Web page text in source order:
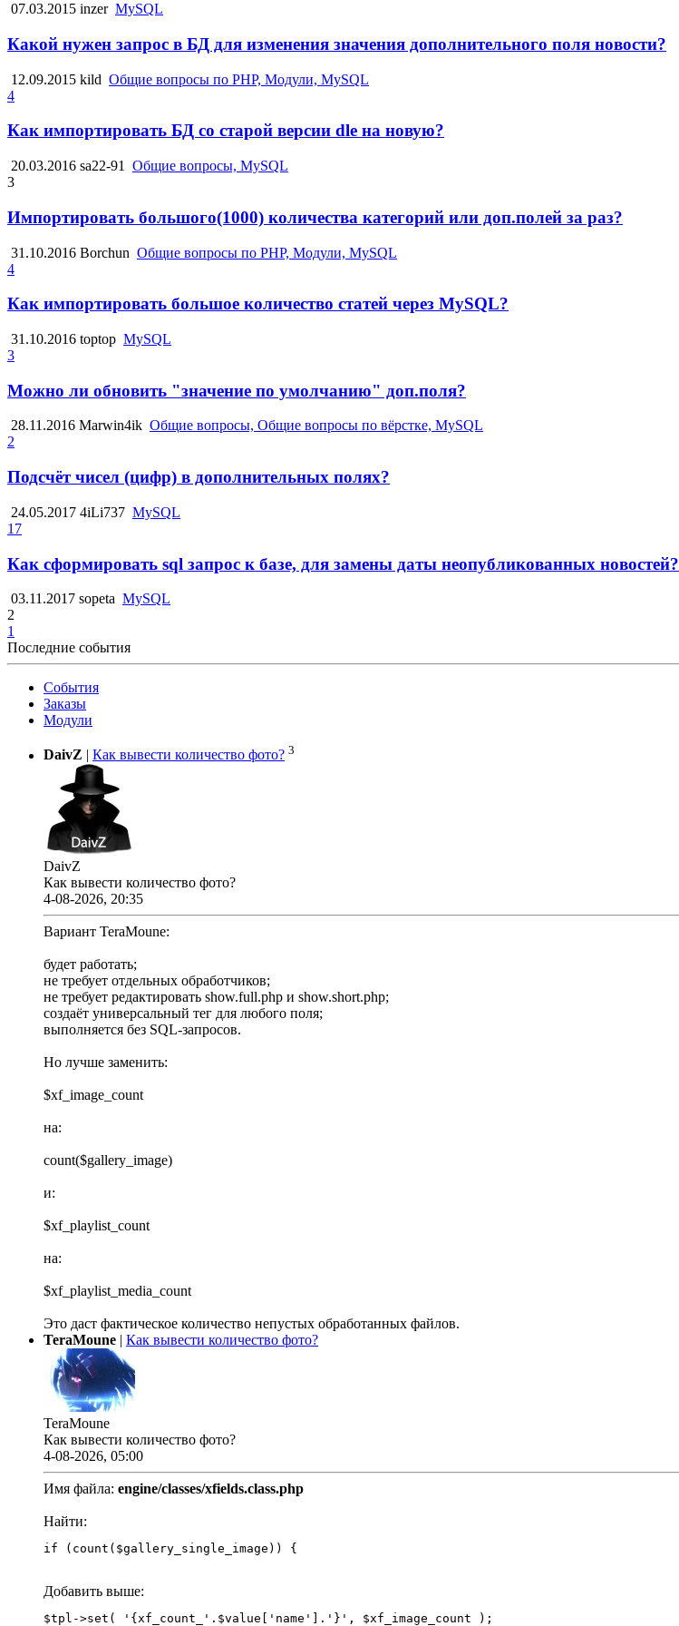
07.03.2015 inzer MySQL
Какой нужен запрос в БД для изменения значения дополнительного поля новости?
12.09.2015 kild Общие вопросы по PHP, Модули, MySQL
4
Как импортировать БД со старой версии dle на новую?
20.03.2016 sa22-91
Общие вопросы, MySQL
3
Импортировать большого(1000) количества категорий или доп.полей за раз?
31.10.2016 Borchun Общие вопросы по PHP, Модули, MySQL
4
Как импортировать большое количество статей через MySQL?
31.10.2016 toptop MySQL
3
Можно ли обновить "значение по умолчанию" доп.поля?
28.11.2016 Marwin4ik Общие вопросы, Общие вопросы по вёрстке, MySQL
2
Подсчёт чисел (цифр) в дополнительных полях?
24.05.2017 4iLi737 MySQL
17
Как сформировать sql запрос к базе, для замены даты неопубликованных новостей?
03.11.2017 sopeta MySQL
2
1
Последние события
События
Заказы
Модули
DaivZ Как вывести количество фото? 3
DaivZ
Как вывести количество фото?
4-08-2026, 20:35
Вариант TeraMoune:
будет работать;
не требует отдельных обработчиков;
не требует редактировать show.full.php и show.short.php;
создаёт универсальный тег для любого поля;
выполняется без SQL-запросов.
Но лучше заменить:
$xf_image_count
на:
count($gallery_image)
и:
$xf_playlist_count
на:
$xf_playlist_media_count
Это даст фактическое количество непустых обработанных файлов.
TeraMoune | Как вывести количество фото?
TeraMoune
Как вывести количество фото?
4-08-2026, 05:00
Имя файла: engine/classes/xfields.class.php
Найти:
if (count($gallery_single_image)) {
Добавить выше: